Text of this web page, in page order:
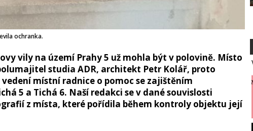
ochranka.
vily na území Prahy 5 už mohla být v polovině. Místo
studia ADR, architekt Petr Kolář, proto
místní radnice o pomoc se zajištěním
5 a Tichá 6. Naší redakci se v dané souvislosti
z místa, které pořídila během kontroly objektu její